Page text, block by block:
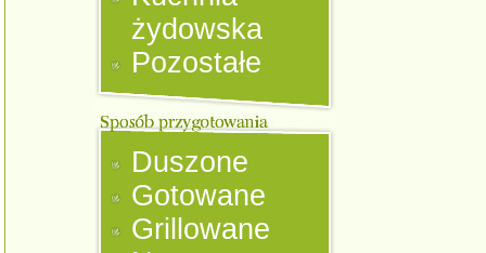
żydowska
Pozostałe
Duszone
Gotowane
Grillowane